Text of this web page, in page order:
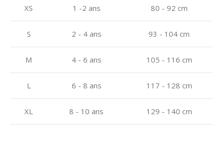
XS 1 -2 ans 80 - 92 cm
S 2 - 4 ans 93 - 104 cm
M 4 - 6 ans 105 - 116 cm
L 6 - 8 ans 117 - 128 cm
XL 8 - 10 ans 129 - 140 cm